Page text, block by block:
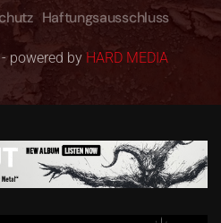
Haftungsausschluss
powered by HARD MEDIA